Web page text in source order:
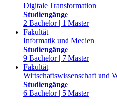
Digitale Transformation
Studiengänge
2 Bachelor | 1 Master
Fakultät
Informatik und Medien
Studiengänge
9 Bachelor | 7 Master
Fakultät
Wirtschaftswissenschaft und
Studiengänge
6 Bachelor | 5 Master